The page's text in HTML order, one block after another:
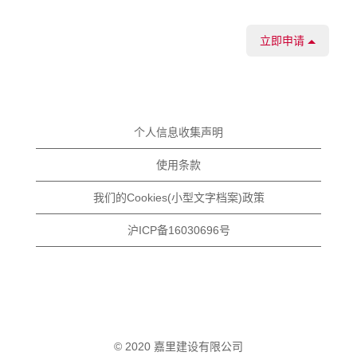
立即申请
个人信息收集声明
使用条款
我们的Cookies(小型文字档案)政策
沪ICP备16030696号
© 2020 嘉里建设有限公司